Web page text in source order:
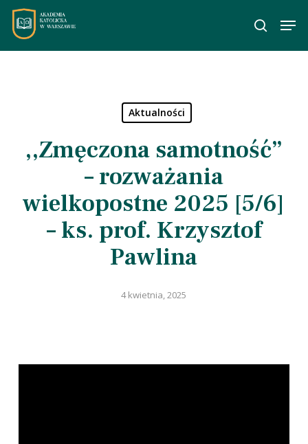
Skip
main
Aktualności
,,Zmęczona samotność”
– rozważania
wielkopostne 2025 [5/6]
– ks. prof. Krzysztof
Pawlina
4 kwietnia, 2025